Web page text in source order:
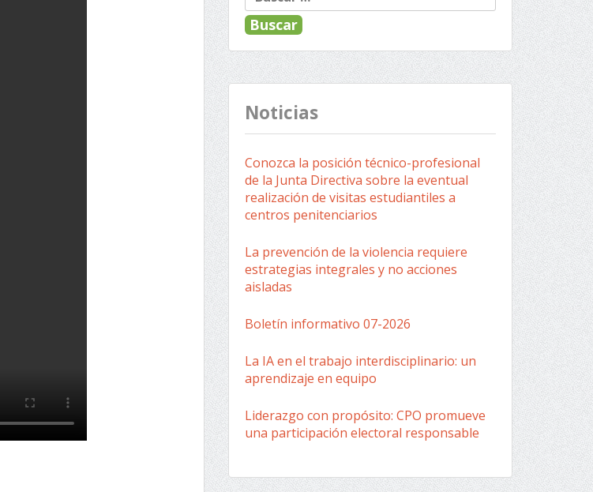
Noticias
Conozca la posición técnico-profesional
de la Junta Directiva sobre la eventual
realización de visitas estudiantiles a
centros penitenciarios
La prevención de la violencia requiere
estrategias integrales y no acciones
aisladas
Boletín informativo 07-2026
La IA en el trabajo interdisciplinario: un
aprendizaje en equipo
Liderazgo con propósito: CPO promueve
una participación electoral responsable